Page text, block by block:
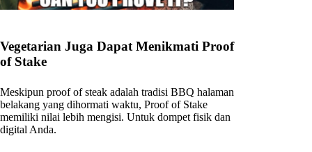
Vegetarian Juga Dapat Menikmati Proof
of Stake
Meskipun proof of steak adalah tradisi BBQ halaman
belakang yang dihormati waktu, Proof of Stake
memiliki nilai lebih mengisi. Untuk dompet fisik dan
digital Anda.